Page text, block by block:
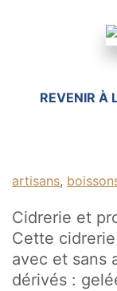
REVENIR À
artisans,
Cidrerie et
Cette
avec et sans
dérivés :